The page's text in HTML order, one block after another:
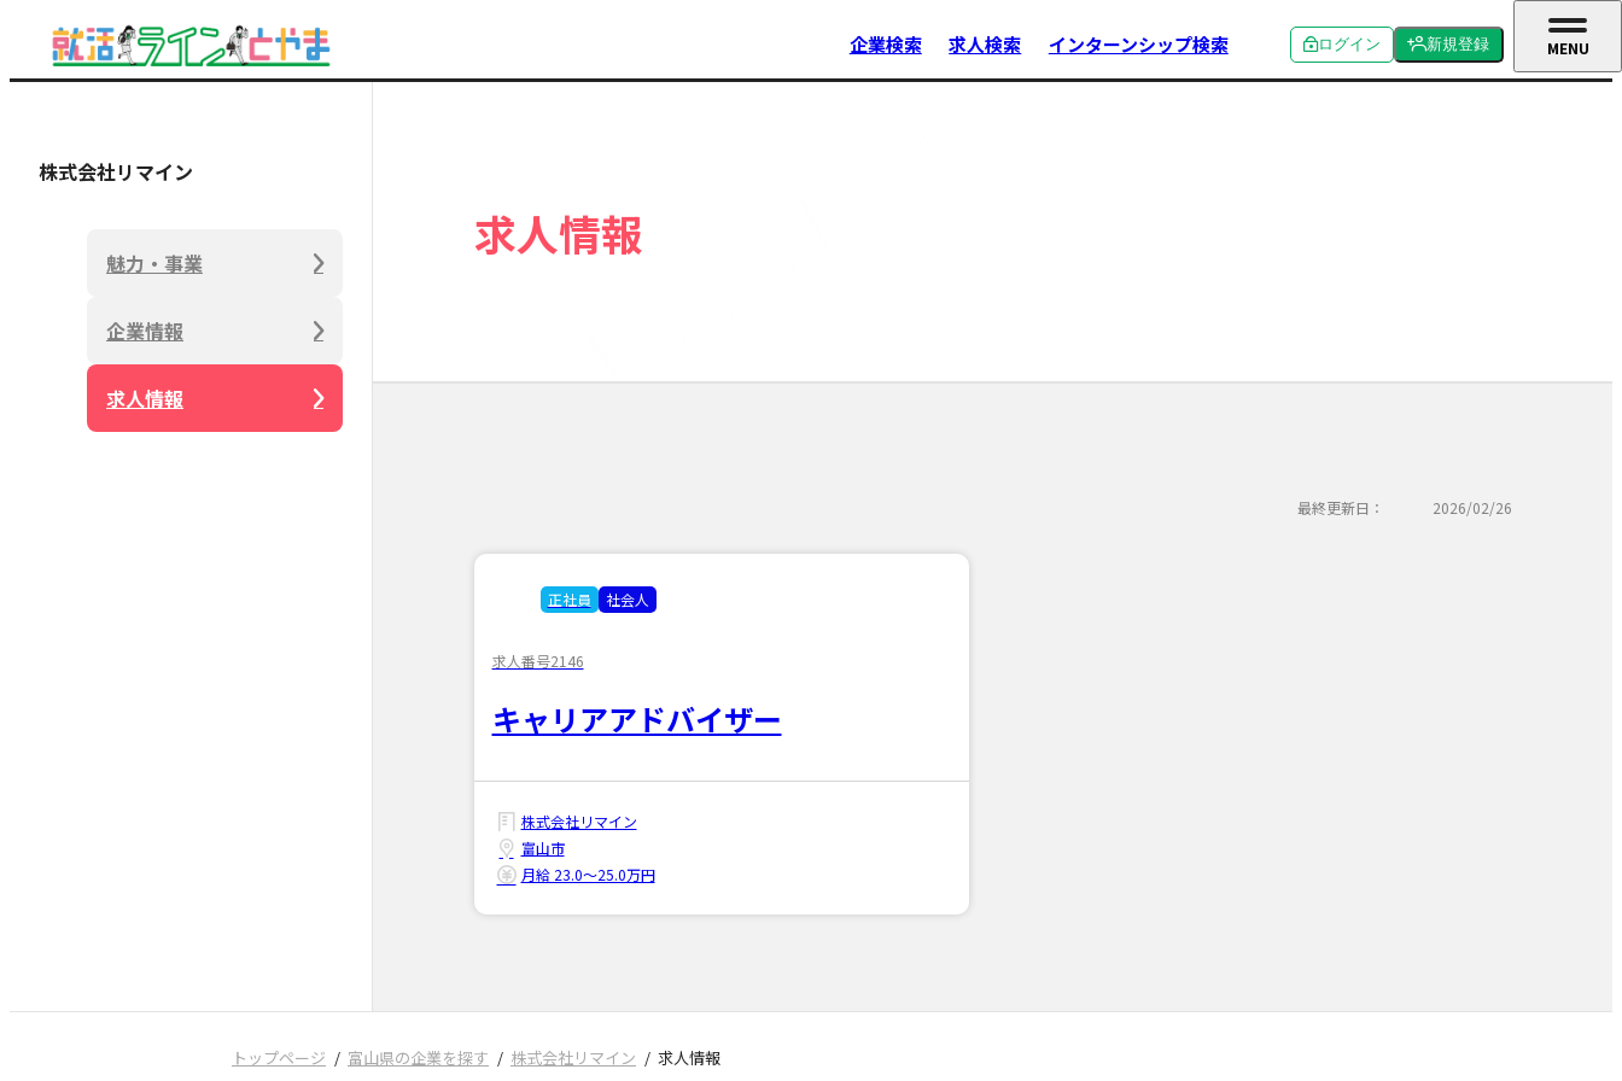
企業検索 求人検索 インターンシップ検索 ログイン 新規登録
株式会社リマイン
魅力・事業
企業情報
求人情報
求人情報
最終更新日： 2026/02/26
正社員 社会人
求人番号2146
キャリアアドバイザー
株式会社リマイン
富山市
月給 23.0〜25.0万円
トップページ 富山県の企業を探す 株式会社リマイン 求人情報
MENU